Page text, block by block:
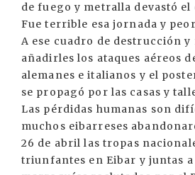
de fuego y metralla devastó el
Fue terrible esa jornada y
A ese cuadro de destrucción
añadirles los ataques aéreos
alemanes e italianos y el
se propagó por las casas y
Las pérdidas humanas son
muchos eibarreses
26 de abril las tropas
triunfantes en Eibar y juntas a